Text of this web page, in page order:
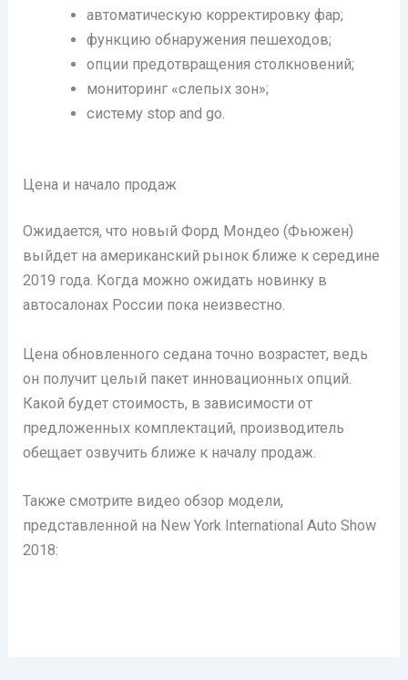
автоматическую корректировку фар;
функцию обнаружения пешеходов;
опции предотвращения столкновений;
мониторинг «слепых зон»;
систему stop and go.
Цена и начало продаж
Ожидается, что новый Форд Мондео (Фьюжен)
выйдет на американский рынок ближе к середине
2019 года. Когда можно ожидать новинку в
автосалонах России пока неизвестно.
Цена обновленного седана точно возрастет, ведь
он получит целый пакет инновационных опций.
Какой будет стоимость, в зависимости от
предложенных комплектаций, производитель
обещает озвучить ближе к началу продаж.
Также смотрите видео обзор модели,
представленной на New York International Auto Show
2018: